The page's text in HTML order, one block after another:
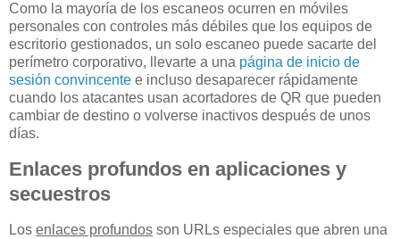
Como la mayoría de los escaneos ocurren en móviles
personales con controles más débiles que los equipos de
escritorio gestionados, un solo escaneo puede sacarte del
perímetro corporativo, llevarte a una página de inicio de
sesión convincente e incluso desaparecer rápidamente
cuando los atacantes usan acortadores de QR que pueden
cambiar de destino o volverse inactivos después de unos
días.
Enlaces profundos en aplicaciones y
secuestros
Los enlaces profundos son URLs especiales que abren una